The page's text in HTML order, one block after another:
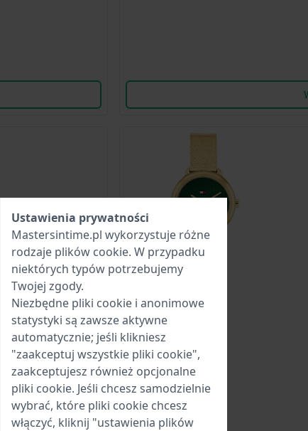
Ustawienia prywatności
Mastersintime.pl wykorzystuje różne
rodzaje plików cookie. W przypadku
niektórych typów potrzebujemy
Twojej zgody.
Niezbędne pliki cookie i anonimowe
statystyki są zawsze aktywne
automatycznie; jeśli klikniesz
"zaakceptuj wszystkie pliki cookie",
zaakceptujesz również opcjonalne
pliki cookie. Jeśli chcesz samodzielnie
wybrać, które pliki cookie chcesz
włączyć, kliknij "ustawienia plików